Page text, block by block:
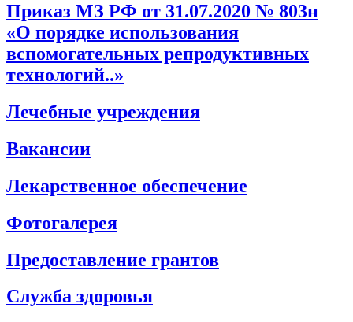
Приказ МЗ РФ от 31.07.2020 № 803н
«О порядке использования
вспомогательных репродуктивных
технологий..»
Лечебные учреждения
Вакансии
Лекарственное обеспечение
Фотогалерея
Предоставление грантов
Служба здоровья